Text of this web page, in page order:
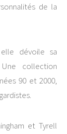
de la
dévoile sa
collection
90 et 2000,
et Tyrell